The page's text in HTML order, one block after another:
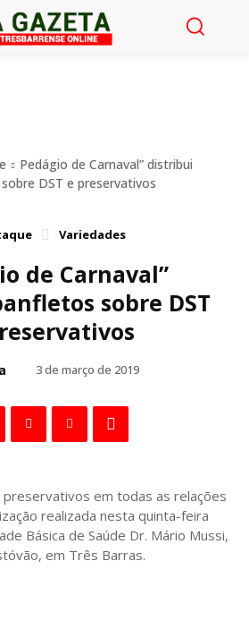
Pedágio de Carnaval” distribui
DST e preservativos
Variedades
de Carnaval”
sobre DST
3 de março de 2019
em todas as relações
realizada nesta quinta-feira
Básica de Saúde Dr. Mário Mussi,
em Três Barras.